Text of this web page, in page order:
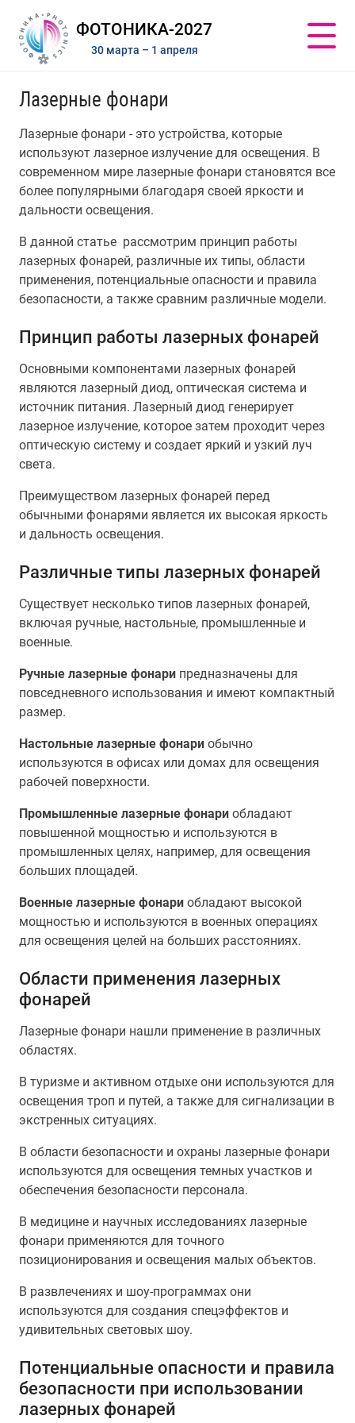
ФОТОНИКА-2027
30 марта – 1 апреля
Лазерные фонари
Лазерные фонари - это устройства, которые
используют лазерное излучение для освещения. В
современном мире лазерные фонари становятся все
более популярными благодаря своей яркости и
дальности освещения.
В данной статье рассмотрим принцип работы
лазерных фонарей, различные их типы, области
применения, потенциальные опасности и правила
безопасности, а также сравним различные модели.
Принцип работы лазерных фонарей
Основными компонентами лазерных фонарей
являются лазерный диод, оптическая система и
источник питания. Лазерный диод генерирует
лазерное излучение, которое затем проходит через
оптическую систему и создает яркий и узкий луч
света.
Преимуществом лазерных фонарей перед
обычными фонарями является их высокая яркость
и дальность освещения.
Различные типы лазерных фонарей
Существует несколько типов лазерных фонарей,
включая ручные, настольные, промышленные и
военные.
Ручные лазерные фонари предназначены для
повседневного использования и имеют компактный
размер.
Настольные лазерные фонари обычно
используются в офисах или домах для освещения
рабочей поверхности.
Промышленные лазерные фонари обладают
повышенной мощностью и используются в
промышленных целях, например, для освещения
больших площадей.
Военные лазерные фонари обладают высокой
мощностью и используются в военных операциях
для освещения целей на больших расстояниях.
Области применения лазерных
фонарей
Лазерные фонари нашли применение в различных
областях.
В туризме и активном отдыхе они используются для
освещения троп и путей, а также для сигнализации в
экстренных ситуациях.
В области безопасности и охраны лазерные фонари
используются для освещения темных участков и
обеспечения безопасности персонала.
В медицине и научных исследованиях лазерные
фонари применяются для точного
позиционирования и освещения малых объектов.
В развлечениях и шоу-программах они
используются для создания спецэффектов и
удивительных световых шоу.
Потенциальные опасности и правила
безопасности при использовании
лазерных фонарей